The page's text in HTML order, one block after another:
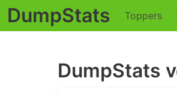
DumpStats Toppers
DumpStats